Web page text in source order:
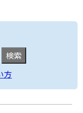
方